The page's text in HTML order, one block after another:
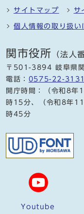
サイトマップ サ
個人情報の取り扱い
関市役所 （法
〒501-3894 岐阜県
電話： 0575-22-3131
開庁時間：（令和8
時15分、（令和8年
時45分
Youtube